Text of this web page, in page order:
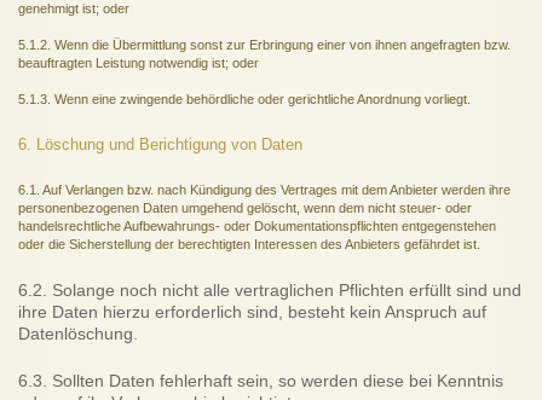
genehmigt ist; oder
5.1.2. Wenn die Übermittlung sonst zur Erbringung einer von ihnen angefragten bzw.
beauftragten Leistung notwendig ist; oder
5.1.3. Wenn eine zwingende behördliche oder gerichtliche Anordnung vorliegt.
6. Löschung und Berichtigung von Daten
6.1. Auf Verlangen bzw. nach Kündigung des Vertrages mit dem Anbieter werden ihre
personenbezogenen Daten umgehend gelöscht, wenn dem nicht steuer- oder
handelsrechtliche Aufbewahrungs- oder Dokumentationspflichten entgegenstehen
oder die Sicherstellung der berechtigten Interessen des Anbieters gefährdet ist.
6.2. Solange noch nicht alle vertraglichen Pflichten erfüllt sind und
ihre Daten hierzu erforderlich sind, besteht kein Anspruch auf
Datenlöschung.
6.3. Sollten Daten fehlerhaft sein, so werden diese bei Kenntnis